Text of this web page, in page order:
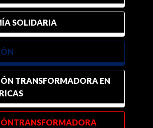
SOLIDARIA
TRANSFORMADORA EN